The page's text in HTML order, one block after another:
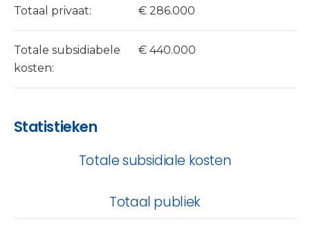
Totaal privaat: € 286.000
Totale subsidiabele
kosten:
€ 440.000
Statistieken
Totale subsidiale kosten
Totaal publiek